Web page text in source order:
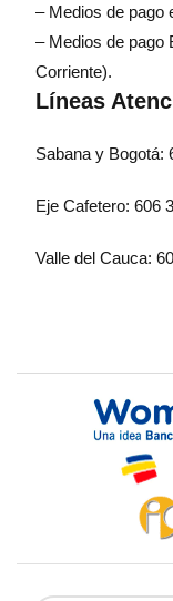
– Medios de pago
– Medios de pago
Corriente).
Líneas
Sabana y Bogotá:
Eje Cafetero: 606
Valle del Cauca: